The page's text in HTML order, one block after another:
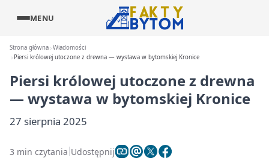
MENU
Strona główna Wiadomości
Piersi królowej utoczone z drewna — wystawa w bytomskiej Kronice
Piersi królowej utoczone z drewna
— wystawa w bytomskiej Kronice
27 sierpnia 2025
3 min czytania Udostępnij